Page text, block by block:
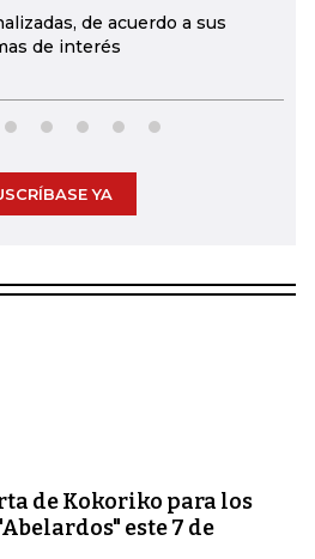
de acuerdo a sus
de interés
YA
de Kokoriko para los
este 7 de